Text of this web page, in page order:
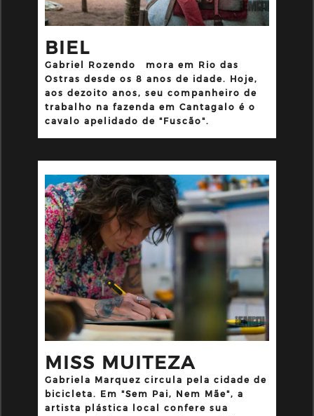
BIEL
Gabriel Rozendo
mora em Rio das
Ostras desde os 8 anos de idade. Hoje,
aos dezoito anos, seu companheiro de
trabalho na fazenda em Cantagalo é o
cavalo apelidado de "Fuscão".
MISS MUITEZA
Gabriela Marquez circula pela cidade de
bicicleta. Em "Sem Pai, Nem Mãe", a
artista plástica local confere sua